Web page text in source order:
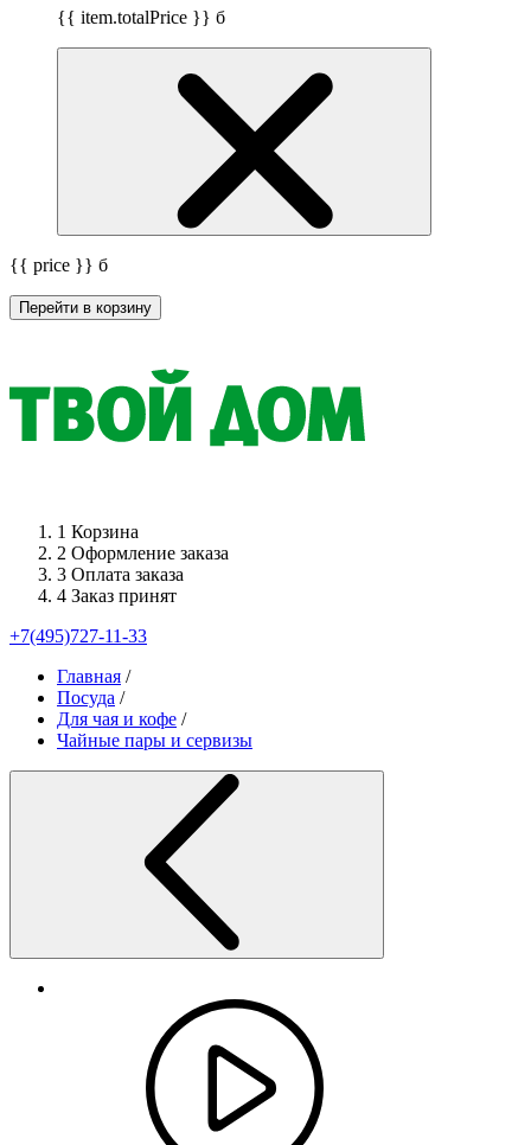
{{ item.totalPrice }} б
{{ price }} б
Перейти в корзину
1 Корзина
2 Оформление заказа
3 Оплата заказа
4 Заказ принят
+7(495)727-11-33
Главная /
Посуда /
Для чая и кофе /
Чайные пары и сервизы